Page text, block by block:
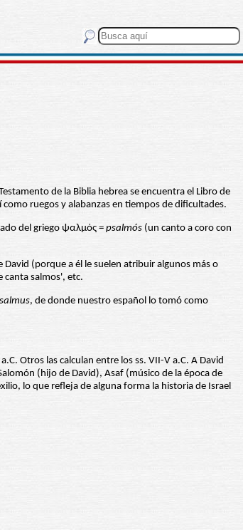
de la Biblia hebrea se encuentra el Libro de
ruegos y alabanzas en tiempos de dificultades.
del griego ψαλμός =psalmós (un canto a coro con
(porque a él le suelen atribuir algunos más o
canta salmos', etc.
, de donde nuestro español lo tomó como
Otros las calculan entre los ss. VII-V a.C. A David
(hijo de David), Asaf (músico de la época de
lo que refleja de alguna forma la historia de Israel